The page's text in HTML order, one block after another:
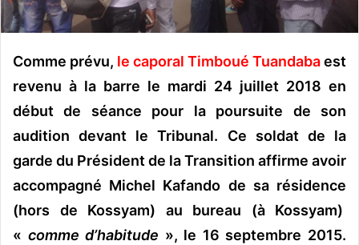
r
i
l
Comme prévu, le caporal Timboué Tuandabaest
revenu à la barre le mardi 24 juillet 2018 en
début de séance pour la poursuite de son
audition devant le Tribunal. Ce soldat de la
garde du Président de la Transition affirme avoir
accompagné Michel Kafando de sa résidence
(hors de Kossyam) au bureau (à Kossyam)
« comme d’habitude », le 16 septembre 2015.